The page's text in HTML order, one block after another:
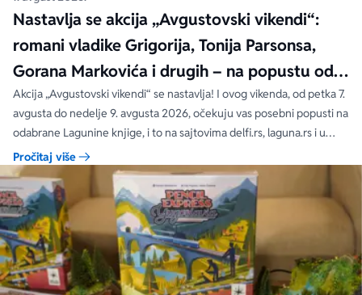
Nastavlja se akcija „Avgustovski vikendi“:
romani vladike Grigorija, Tonija Parsonsa,
Gorana Markovića i drugih – na popustu od
čak 40, 50 i 60%
Akcija „Avgustovski vikendi“ se nastavlja! I ovog vikenda, od petka 7.
avgusta do nedelje 9. avgusta 2026, očekuju vas posebni popusti na
odabrane Lagunine knjige, i to na sajtovima delfi.rs, laguna.rs i u
svim Delfi knjižarama.
Pročitaj više